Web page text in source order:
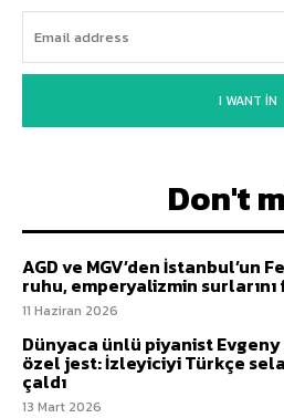
I WANT IN
Don't
AGD ve MGV’den İstanbul’un
ruhu, emperyalizmin
11 Haziran 2026
Dünyaca ünlü piyanist Evgeny
özel jest: İzleyiciyi Türkçe
çaldı
13 Mart 2026